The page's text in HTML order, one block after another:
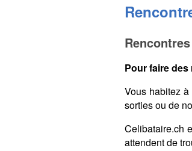
Pour faire
Vous habitez à
sorties ou de
Celibataire.ch
attendent de